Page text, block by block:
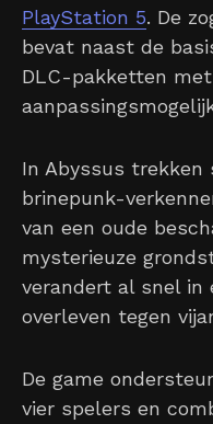
PlayStation 5. De
bevat naast de
DLC-pakketten
In Abyssus trekken
brinepunk-
van een oude
mysterieuze
verandert al snel in
overleven tegen
De game
vier spelers en